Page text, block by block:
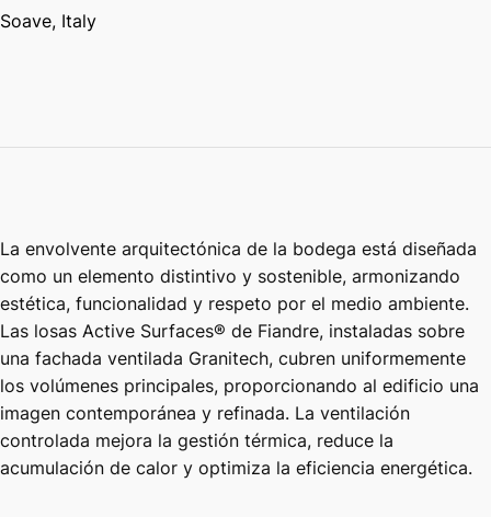
Soave, Italy
La envolvente arquitectónica de la bodega está diseñada
como un elemento distintivo y sostenible, armonizando
estética, funcionalidad y respeto por el medio ambiente.
Las losas Active Surfaces® de Fiandre, instaladas sobre
una fachada ventilada Granitech, cubren uniformemente
los volúmenes principales, proporcionando al edificio una
imagen contemporánea y refinada. La ventilación
controlada mejora la gestión térmica, reduce la
acumulación de calor y optimiza la eficiencia energética.